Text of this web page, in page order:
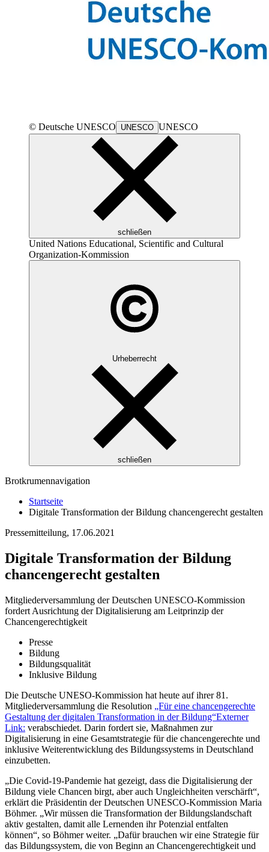
© Deutsche UNESCO UNESCO UNESCO
schließen
United Nations Educational, Scientific and Cultural
Organization-Kommission
Urheberrecht
schließen
Brotkrumennavigation
Startseite
Digitale Transformation der Bildung chancengerecht gestalten
Pressemitteilung, 17.06.2021
Digitale Transformation der Bildung
chancengerecht gestalten
Mitgliederversammlung der Deutschen UNESCO-Kommission
fordert Ausrichtung der Digitalisierung am Leitprinzip der
Chancengerechtigkeit
Presse
Bildung
Bildungsqualität
Inklusive Bildung
Die Deutsche UNESO-Kommission hat heute auf ihrer 81.
Mitgliederversammlung die Resolution „Für eine chancengerechte
Gestaltung der digitalen Transformation in der Bildung“Externer
Link: verabschiedet. Darin fordert sie, Maßnahmen zur
Digitalisierung in eine Gesamtstrategie für die chancengerechte und
inklusive Weiterentwicklung des Bildungssystems in Deutschland
einzubetten.
„Die Covid-19-Pandemie hat gezeigt, dass die Digitalisierung der
Bildung viele Chancen birgt, aber auch Ungleichheiten verschärft“,
erklärt die Präsidentin der Deutschen UNESCO-Kommission Maria
Böhmer. „Wir müssen die Transformation der Bildungslandschaft
aktiv gestalten, damit alle Lernenden ihr Potenzial entfalten
können“, so Böhmer weiter. „Dafür brauchen wir eine Strategie für
das Bildungssystem, die von Beginn an Chancengerechtigkeit und